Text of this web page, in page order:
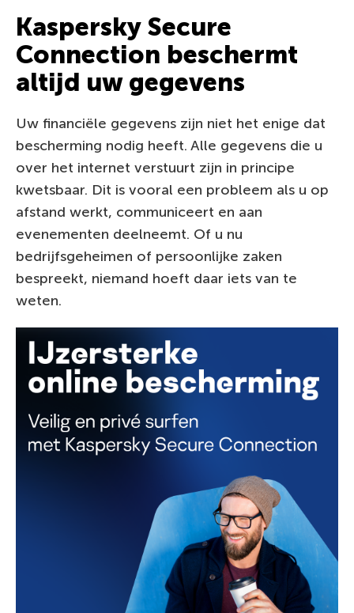
Kaspersky Secure
Connection beschermt
altijd uw gegevens
Uw financiële gegevens zijn niet het enige dat
bescherming nodig heeft. Alle gegevens die u
over het internet verstuurt zijn in principe
kwetsbaar. Dit is vooral een probleem als u op
afstand werkt, communiceert en aan
evenementen deelneemt. Of u nu
bedrijfsgeheimen of persoonlijke zaken
bespreekt, niemand hoeft daar iets van te
weten.